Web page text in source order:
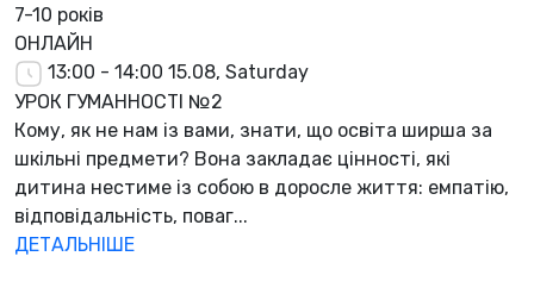
7-10 років
ОНЛАЙН
13:00 - 14:00 15.08, Saturday
УРОК ГУМАННОСТІ №2
Кому, як не нам із вами, знати, що освіта ширша за
шкільні предмети? Вона закладає цінності, які
дитина нестиме із собою в доросле життя: емпатію,
відповідальність, поваг...
ДЕТАЛЬНІШЕ